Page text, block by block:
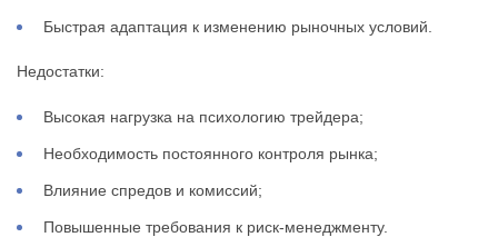
Быстрая адаптация к изменению рыночных условий.
Недостатки:
Высокая нагрузка на психологию трейдера;
Необходимость постоянного контроля рынка;
Влияние спредов и комиссий;
Повышенные требования к риск-менеджменту.